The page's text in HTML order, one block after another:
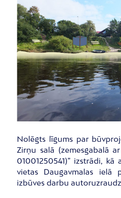
Nolēgts līgums par
Zirņu salā (zemesgabalā
01001250541)” izstrādi,
vietas Daugavmalas ielā
izbūves darbu